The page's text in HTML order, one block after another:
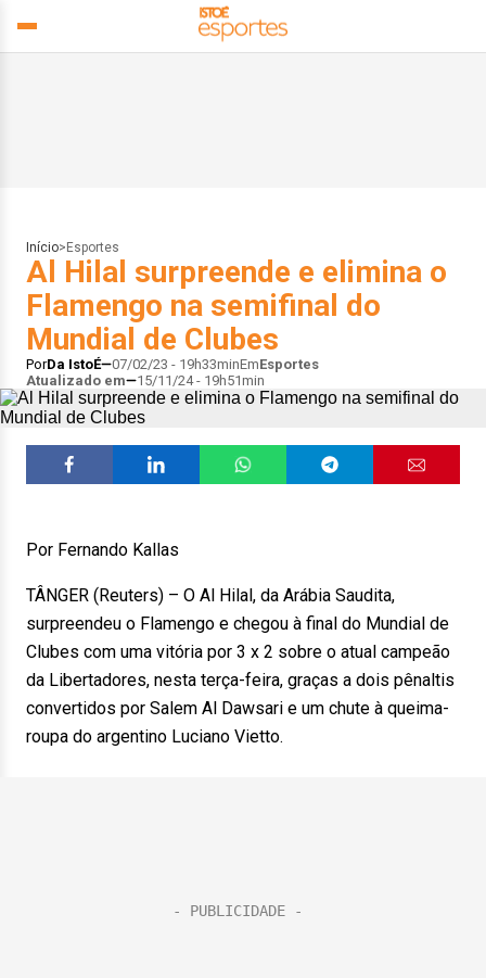
Início> Esportes
Al Hilal surpreende e elimina o
Flamengo na semifinal do
Mundial de Clubes
PorDa IstoÉ 07/02/23 - 19h33minEmEsportes
Atualizado em
15/11/24 - 19h51min
Por Fernando Kallas
TÂNGER (Reuters) – O Al Hilal, da Arábia Saudita,
surpreendeu o Flamengo e chegou à final do Mundial de
Clubes com uma vitória por 3 x 2 sobre o atual campeão
da Libertadores, nesta terça-feira, graças a dois pênaltis
convertidos por Salem Al Dawsari e um chute à queima-
roupa do argentino Luciano Vietto.